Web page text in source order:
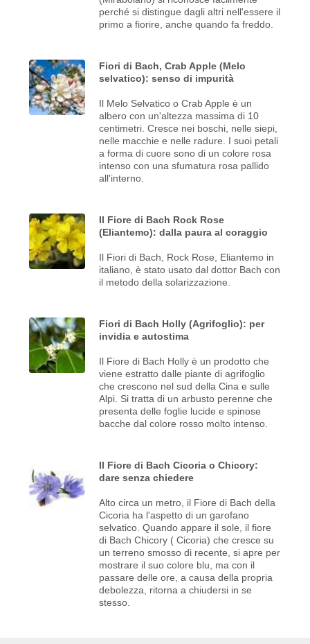
perché si distingue dagli altri nell'essere il
primo a fiorire, anche quando fa freddo.
Fiori di Bach, Crab Apple (Melo
selvatico): senso di impurità
Il Melo Selvatico o Crab Apple è un
albero con un'altezza massima di 10
centimetri. Cresce nei boschi, nelle siepi,
nelle macchie e nelle radure. I suoi petali
a forma di cuore sono di un colore rosa
intenso con una sfumatura rosa pallido
all'interno.
Il Fiore di Bach Rock Rose
(Eliantemo): dalla paura al coraggio
Il Fiori di Bach, Rock Rose, Eliantemo in
italiano, è stato usato dal dottor Bach con
il metodo della solarizzazione.
Fiori di Bach Holly (Agrifoglio): per
invidia e autostima
Il Fiore di Bach Holly è un prodotto che
viene estratto dalle piante di agrifoglio
che crescono nel sud della Cina e sulle
Alpi. Si tratta di un arbusto perenne che
presenta delle foglie lucide e spinose
bacche dal colore rosso molto intenso.
Il Fiore di Bach Cicoria o Chicory:
dare senza chiedere
Alto circa un metro, il Fiore di Bach della
Cicoria ha l'aspetto di un garofano
selvatico. Quando appare il sole, il fiore
di Bach Chicory ( Cicoria) che cresce su
un terreno smosso di recente, si apre per
mostrare il suo colore blu, ma con il
passare delle ore, a causa della propria
debolezza, ritorna a chiudersi in se
stesso.